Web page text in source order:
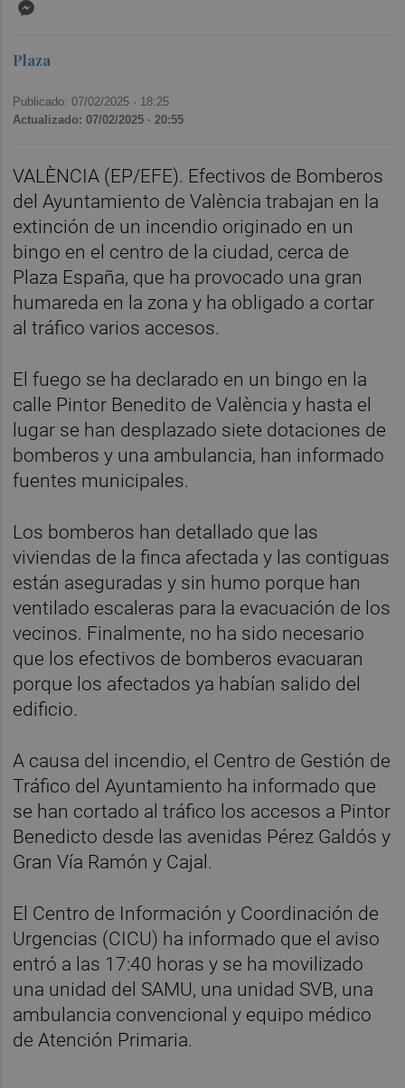
Plaza
Publicado: 07/02/2025 · 18:25
Actualizado: 07/02/2025 · 20:55
VALÈNCIA (EP/EFE). Efectivos de Bomberos
del Ayuntamiento de València trabajan en la
extinción de un incendio originado en un
bingo en el centro de la ciudad, cerca de
Plaza España, que ha provocado una gran
humareda en la zona y ha obligado a cortar
al tráfico varios accesos.
El fuego se ha declarado en un bingo en la
calle Pintor Benedito de València y hasta el
lugar se han desplazado siete dotaciones de
bomberos y una ambulancia, han informado
fuentes municipales.
Los bomberos han detallado que las
viviendas de la finca afectada y las contiguas
están aseguradas y sin humo porque han
ventilado escaleras para la evacuación de los
vecinos. Finalmente, no ha sido necesario
que los efectivos de bomberos evacuaran
porque los afectados ya habían salido del
edificio.
A causa del incendio, el Centro de Gestión de
Tráfico del Ayuntamiento ha informado que
se han cortado al tráfico los accesos a Pintor
Benedicto desde las avenidas Pérez Galdós y
Gran Vía Ramón y Cajal.
El Centro de Información y Coordinación de
Urgencias (CICU) ha informado que el aviso
entró a las 17:40 horas y se ha movilizado
una unidad del SAMU, una unidad SVB, una
ambulancia convencional y equipo médico
de Atención Primaria.